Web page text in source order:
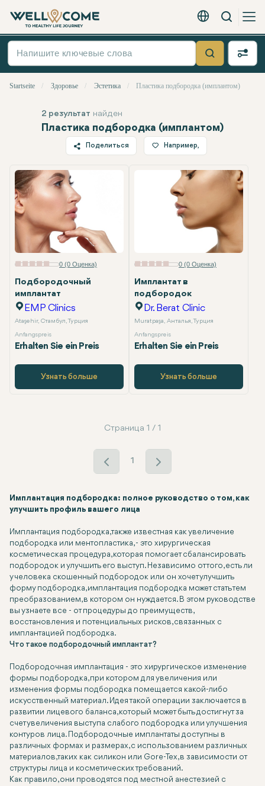
Русский - EUR
Вызов
Быстрое
Suche
Startseite Здоровье Эстетика Пластика подбородка (имплантом)
Пластика подбородка (имплантом)
2 результат найден
Поделиться
WhatsApp
Telegram
Например,
0 (0 Оценка)
Подбородочный
имплантат
EMP Clinics
Ataşehir, Стамбул, Турция
Anfangspreis
Erhalten Sie ein Preis
Узнать больше
0 (0 Оценка)
Имплантат в
подбородок
Dr. Berat Clinic
Muratpaşa, Анталья, Турция
Anfangspreis
Erhalten Sie ein Preis
Узнать больше
Страница 1 / 1
1
Имплантация подбородка: полное руководство о том, как
улучшить профиль вашего лица
Имплантация подбородка, также известная как увеличение
подбородка или ментопластика, - это хирургическая
косметическая процедура, которая помогает сбалансировать
подбородок и улучшить его выступ. Независимо от того, есть ли
у человека скошенный подбородок или он хочет улучшить
форму подбородка, имплантация подбородка может стать тем
преобразованием, в котором он нуждается. В этом руководстве
вы узнаете все - от процедуры до преимуществ,
восстановления и потенциальных рисков, связанных с
имплантацией подбородка.
Что такое подбородочный имплантат?
Подбородочная имплантация - это хирургическое изменение
формы подбородка, при котором для увеличения или
изменения формы подбородка помещается какой-либо
искусственный материал. Идея такой операции заключается в
развитии лицевого баланса, который может быть достигнут за
счет увеличения выступа слабого подбородка или улучшения
контуров лица. Подбородочные имплантаты доступны в
различных формах и размерах, с использованием различных
материалов, таких как силикон или Gore-Tex, в зависимости от
структуры лица и косметических требований.
Как правило, они проводятся под местной анестезией с